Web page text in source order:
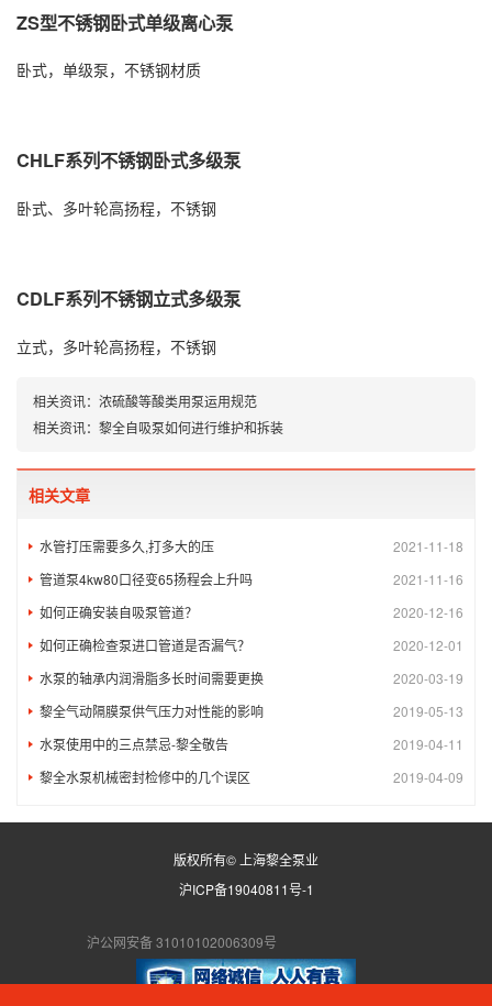
ZS型不锈钢卧式单级离心泵
卧式，单级泵，不锈钢材质
CHLF系列不锈钢卧式多级泵
卧式、多叶轮高扬程，不锈钢
CDLF系列不锈钢立式多级泵
立式，多叶轮高扬程，不锈钢
相关资讯： 浓硫酸等酸类用泵运用规范
相关资讯： 黎全自吸泵如何进行维护和拆装
相关文章
2021-11-18
水管打压需要多久,打多大的压
2021-11-16
管道泵4kw80口径变65扬程会上升吗
2020-12-16
如何正确安装自吸泵管道？
2020-12-01
如何正确检查泵进口管道是否漏气？
2020-03-19
水泵的轴承内润滑脂多长时间需要更换
2019-05-13
黎全气动隔膜泵供气压力对性能的影响
2019-04-11
水泵使用中的三点禁忌-黎全敬告
2019-04-09
黎全水泵机械密封检修中的几个误区
版权所有© 上海黎全泵业
沪ICP备19040811号-1
沪公网安备 31010102006309号